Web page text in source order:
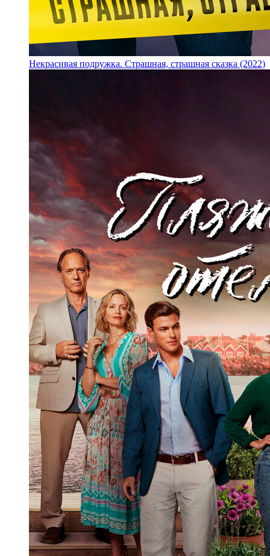
Некрасивая подружка. Страшная, страшная сказка (2022)